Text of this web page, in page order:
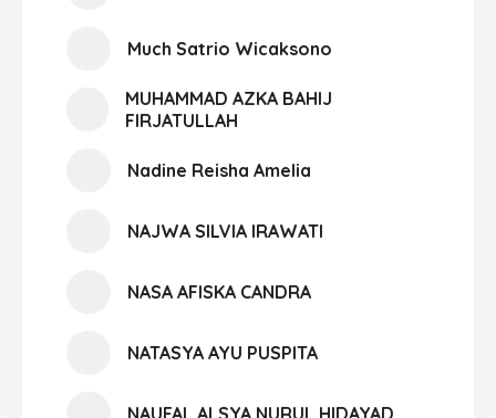
Much Satrio Wicaksono
MUHAMMAD AZKA BAHIJ
FIRJATULLAH
Nadine Reisha Amelia
NAJWA SILVIA IRAWATI
NASA AFISKA CANDRA
NATASYA AYU PUSPITA
NAUFAL ALSYA NURUL HIDAYAD